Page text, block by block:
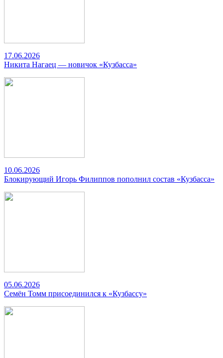
17.06.2026
Никита Нагаец — новичок «Кузбасса»
10.06.2026
Блокирующий Игорь Филиппов пополнил состав «Кузбасса»
05.06.2026
Семён Томм присоединился к «Кузбассу»